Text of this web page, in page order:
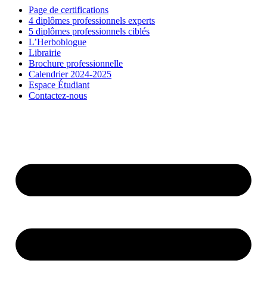
Page de certifications
4 diplômes professionnels experts
5 diplômes professionnels ciblés
L’Herboblogue
Librairie
Brochure professionnelle
Calendrier 2024-2025
Espace Étudiant
Contactez-nous